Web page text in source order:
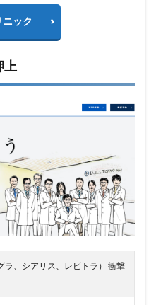
ック
上
ラ、シアリス、レビトラ） 衝撃